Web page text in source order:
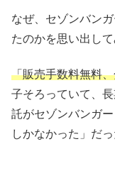
なぜ、セゾンバン
たのかを思い出して
「販売手数料無料
子そろっていて、
託がセゾンバンガ
しかなかった」だ